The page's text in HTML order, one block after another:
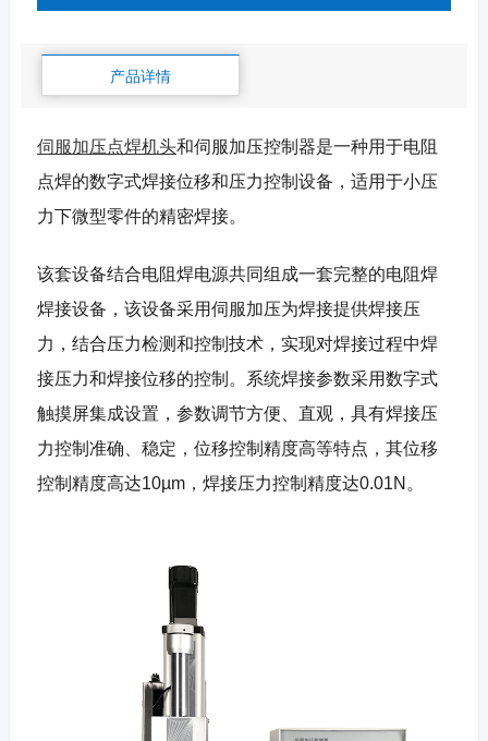
产品详情
伺服加压点焊机头和伺服加压控制器是一种用于电阻
点焊的数字式焊接位移和压力控制设备，适用于小压
力下微型零件的精密焊接。
该套设备结合电阻焊电源共同组成一套完整的电阻焊
焊接设备，该设备采用伺服加压为焊接提供焊接压
力，结合压力检测和控制技术，实现对焊接过程中焊
接压力和焊接位移的控制。系统焊接参数采用数字式
触摸屏集成设置，参数调节方便、直观，具有焊接压
力控制准确、稳定，位移控制精度高等特点，其位移
控制精度高达10µm，焊接压力控制精度达0.01N。